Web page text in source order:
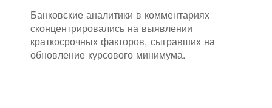
Банковские аналитики в комментариях
сконцентрировались на выявлении
краткосрочных факторов, сыгравших на
обновление курсового минимума.